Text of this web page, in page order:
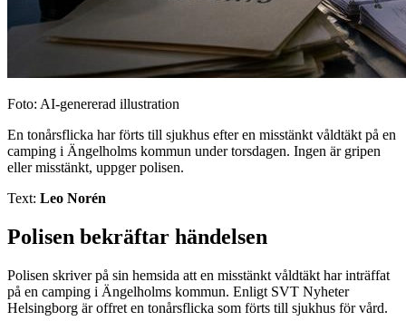
Foto: AI-genererad illustration
En tonårsflicka har förts till sjukhus efter en misstänkt våldtäkt på en
camping i Ängelholms kommun under torsdagen. Ingen är gripen
eller misstänkt, uppger polisen.
Text: Leo Norén
Polisen bekräftar händelsen
Polisen skriver på sin hemsida att en misstänkt våldtäkt har inträffat
på en camping i Ängelholms kommun. Enligt SVT Nyheter
Helsingborg är offret en tonårsflicka som förts till sjukhus för vård.